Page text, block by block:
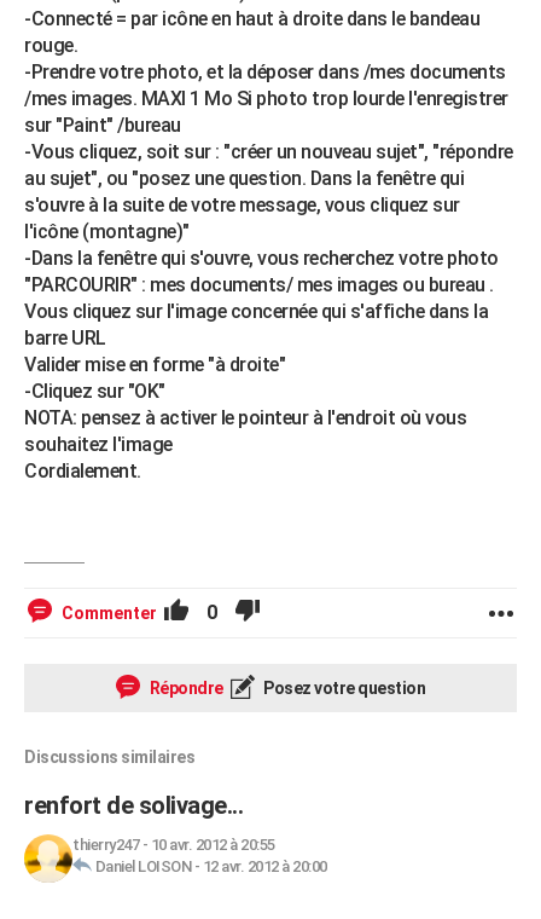
-Connecté = par icône en haut à droite dans le bandeau
rouge.
-Prendre votre photo, et la déposer dans /mes documents
/mes images. MAXI 1 Mo Si photo trop lourde l'enregistrer
sur "Paint" /bureau
-Vous cliquez, soit sur : "créer un nouveau sujet", "répondre
au sujet", ou "posez une question. Dans la fenêtre qui
s'ouvre à la suite de votre message, vous cliquez sur
l'icône (montagne)"
-Dans la fenêtre qui s'ouvre, vous recherchez votre photo
"PARCOURIR" : mes documents/ mes images ou bureau .
Vous cliquez sur l'image concernée qui s'affiche dans la
barre URL
Valider mise en forme "à droite"
-Cliquez sur "OK"
NOTA: pensez à activer le pointeur à l'endroit où vous
souhaitez l'image
Cordialement.
Commenter 0
Répondre Posez votre question
Discussions similaires
renfort de solivage...
thierry247- 10 avr. 2012 à 20:55
Daniel LOISON- 12 avr. 2012 à 20:00